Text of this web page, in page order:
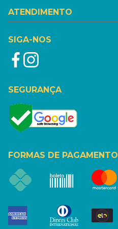
ATENDIMENTO
SIGA-NOS
SEGURANÇA
FORMAS DE PAGAMENTO